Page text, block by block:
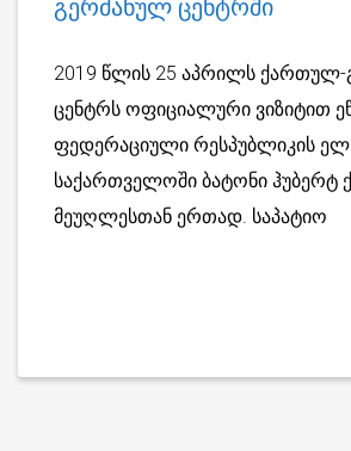
გერმანულ ცენტრში
2019 წლის 25 აპრილს
ცენტრს ოფიციალური ვიზიტით
ფედერაციული რესპუბლიკის
საქართველოში ბატონი ჰუბერტ
მეუღლესთან ერთად. საპატიო